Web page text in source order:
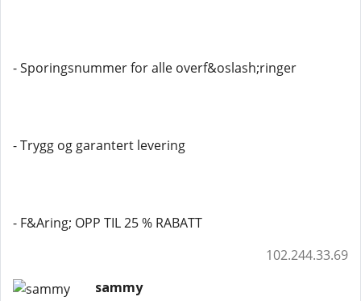
- Sporingsnummer for alle overf&oslash;ringer
- Trygg og garantert levering
- F&Aring; OPP TIL 25 % RABATT
102.244.33.69
sammy